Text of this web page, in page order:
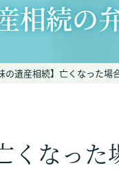
相続の
の遺産相続】亡くなった
くなっ